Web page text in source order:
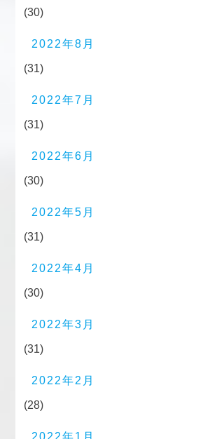
(30)
2022年8月
(31)
2022年7月
(31)
2022年6月
(30)
2022年5月
(31)
2022年4月
(30)
2022年3月
(31)
2022年2月
(28)
2022年1月